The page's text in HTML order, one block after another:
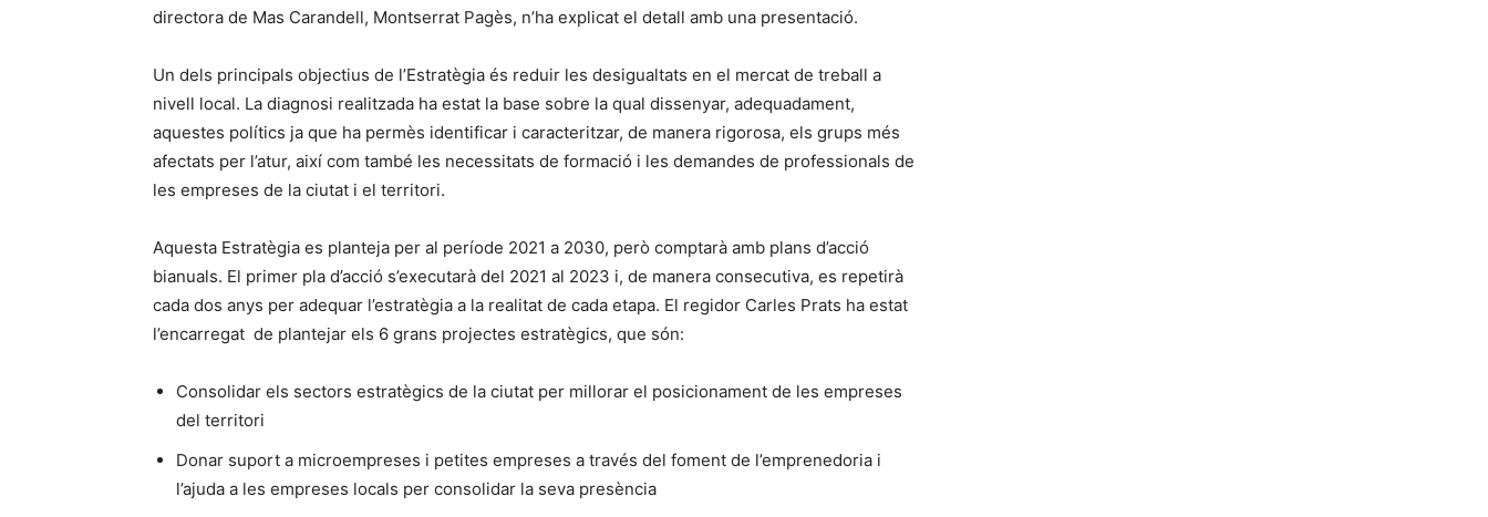
directora de Mas Carandell, Montserrat Pagès, n’ha explicat el detall amb una presentació.
Un dels principals objectius de l’Estratègia és reduir les desigualtats en el mercat de treball a
nivell local. La diagnosi realitzada ha estat la base sobre la qual dissenyar, adequadament,
aquestes polítics ja que ha permès identificar i caracteritzar, de manera rigorosa, els grups més
afectats per l’atur, així com també les necessitats de formació i les demandes de professionals de
les empreses de la ciutat i el territori.
Aquesta Estratègia es planteja per al període 2021 a 2030, però comptarà amb plans d’acció
bianuals. El primer pla d’acció s’executarà del 2021 al 2023 i, de manera consecutiva, es repetirà
cada dos anys per adequar l’estratègia a la realitat de cada etapa. El regidor Carles Prats ha estat
l’encarregat de plantejar els 6 grans projectes estratègics, que són:
Consolidar els sectors estratègics de la ciutat per millorar el posicionament de les empreses
del territori
Donar suport a microempreses i petites empreses a través del foment de l’emprenedoria i
l’ajuda a les empreses locals per consolidar la seva presència